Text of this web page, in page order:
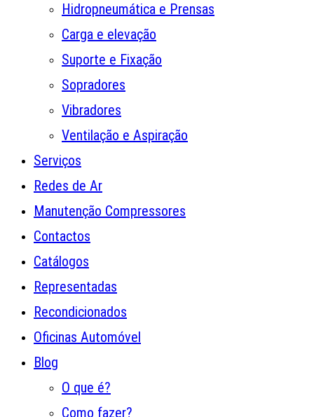
Hidropneumática e Prensas
Carga e elevação
Suporte e Fixação
Sopradores
Vibradores
Ventilação e Aspiração
Serviços
Redes de Ar
Manutenção Compressores
Contactos
Catálogos
Representadas
Recondicionados
Oficinas Automóvel
Blog
O que é?
Como fazer?